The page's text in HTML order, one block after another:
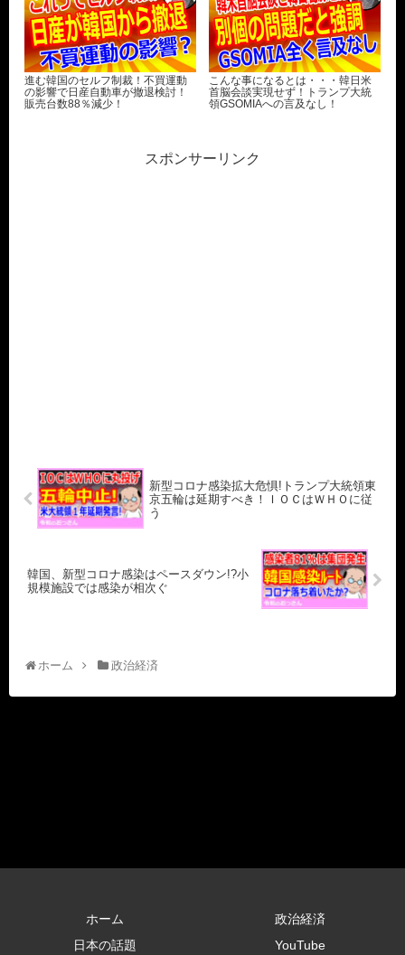
進む韓国のセルフ制裁！不買運動
の影響で日産自動車が撤退検討！
販売台数88％減少！
こんな事になるとは・・・韓日米
首脳会談実現せず！トランプ大統
領GSOMIAへの言及なし！
スポンサーリンク
新型コロナ感染拡大危惧!トランプ大統領東
京五輪は延期すべき！ＩＯＣはＷＨＯに従
う
韓国、新型コロナ感染はペースダウン!?小
規模施設では感染が相次ぐ
ホーム 政治経済
ホーム
政治経済
日本の話題
YouTube